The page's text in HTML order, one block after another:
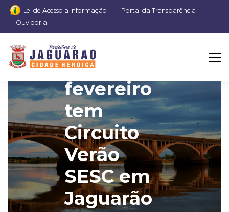
Lei de Acesso a Informação
Portal da Transparência
Ouvidoria
Dia 23 de
fevereiro
tem
Circuito
Verão
SESC em
Jaguarão